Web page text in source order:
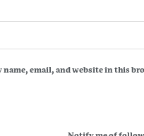
name, email, and website in this